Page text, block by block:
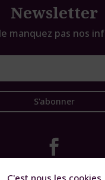
Newsletter
manquez pas nos
S'abonner
